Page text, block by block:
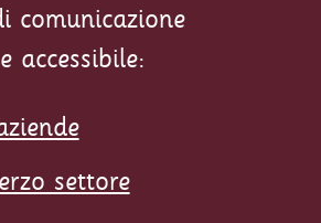
comunicazione
accessibile:
settore